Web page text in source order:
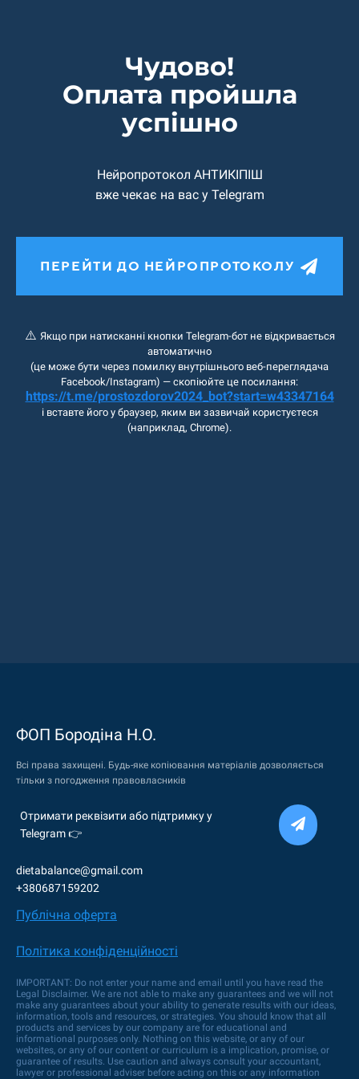
Чудово!
Оплата пройшла
успiшно
Нейропротокол АНТИКІПІШ
вже чекає на вас у Telegram
ПЕРЕЙТИ ДО НЕЙРОПРОТОКОЛУ
⚠️ Якщо при натисканні кнопки Telegram-бот не відкривається
автоматично
(це може бути через помилку внутрішнього веб-переглядача
Facebook/Instagram) — скопіюйте це посилання:
https://t.me/prostozdorov2024_bot?start=w43347164
і вставте його у браузер, яким ви зазвичай користуєтеся
(наприклад, Chrome).
ФОП Бородiна Н.О.
Всі права захищені. Будь-яке копіювання матеріалів дозволяється
тільки з погодження правовласників
Отримати реквізити або підтримку у
Telegram 👉
dietabalance@gmail.com
+380687159202
Публiчна оферта
Політика конфіденційності
IMPORTANT: Do not enter your name and email until you have read the
Legal Disclaimer. We are not able to make any guarantees and we will not
make any guarantees about your ability to generate results with our ideas,
information, tools and resources, or strategies. You should know that all
products and services by our company are for educational and
informational purposes only. Nothing on this website, or any of our
websites, or any of our content or curriculum is a implication, promise, or
guarantee of results. Use caution and always consult your accountant,
lawyer or professional adviser before acting on this or any information